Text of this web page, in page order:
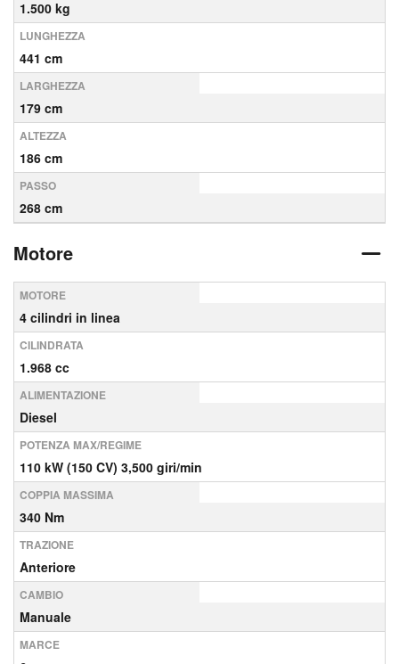
1.500 kg
LUNGHEZZA
441 cm
LARGHEZZA
179 cm
ALTEZZA
186 cm
PASSO
268 cm
Motore
MOTORE
4 cilindri in linea
CILINDRATA
1.968 cc
ALIMENTAZIONE
Diesel
POTENZA MAX/REGIME
110 kW (150 CV) 3,500 giri/min
COPPIA MASSIMA
340 Nm
TRAZIONE
Anteriore
CAMBIO
Manuale
MARCE